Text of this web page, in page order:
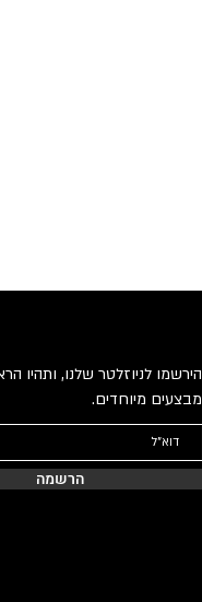
הירשמו לניוזלטר שלנו, ותהיו
מבצעים מיוחדים.
הרשמה